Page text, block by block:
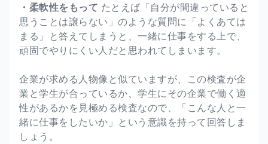
・柔軟性をもって たとえば「自分が間違っていると
思うことは譲らない」のような質問に「よくあては
まる」と答えてしまうと、一緒に仕事をする上で、
頑固でやりにくい人だと思われてしまいます。
企業が求める人物像と似ていますが、この検査が企
業と学生が合っているか、学生にその企業で働く適
性があるかを見極める検査なので、「こんな人と一
緒に仕事をしたいか」という意識を持って回答しま
しょう。